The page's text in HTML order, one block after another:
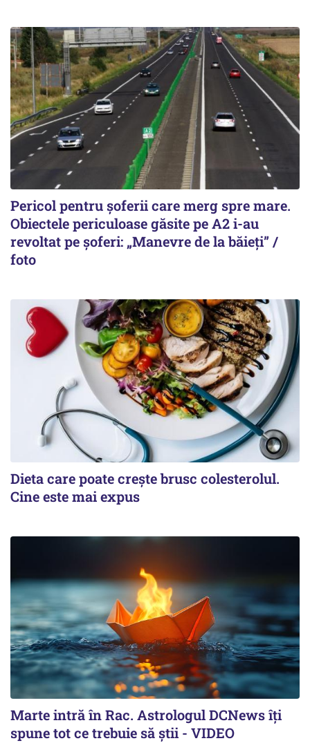
Pericol pentru șoferii care merg spre mare.
Obiectele periculoase găsite pe A2 i-au
revoltat pe șoferi: „Manevre de la băieți” /
foto
Dieta care poate crește brusc colesterolul.
Cine este mai expus
Marte intră în Rac. Astrologul DCNews îți
spune tot ce trebuie să știi - VIDEO